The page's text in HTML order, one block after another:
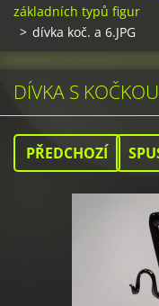
základních typů figur
> dívka koč. a 6.JPG
DÍVKA S
PŘEDCHOZÍ